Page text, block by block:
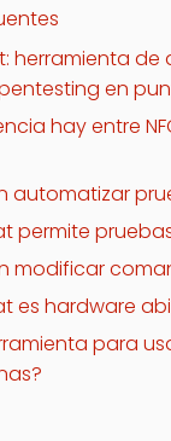
herramienta de
en
hay entre
automatizar
permite
modificar
es hardware
para